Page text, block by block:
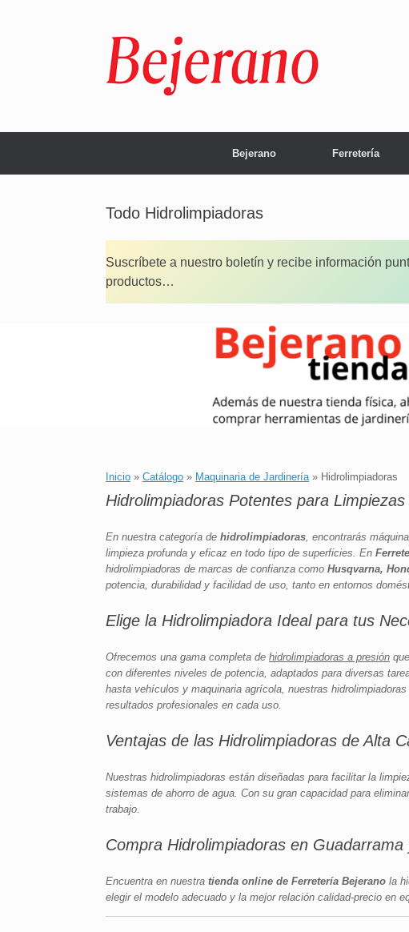
Bejerano Ferretería
Todo Hidrolimpiadoras
Suscríbete a nuestro boletín y recibe información
productos…
Inicio » Catálogo » Maquinaria de Jardinería » Hidrolimpiadoras
Hidrolimpiadoras Potentes para
En nuestra categoría de hidrolimpiadoras , encontrarás
limpieza profunda y eficaz en todo tipo de superficies. En
hidrolimpiadoras de marcas de confianza como Husqvarna,
potencia, durabilidad y facilidad de uso, tanto en entornos
Elige la Hidrolimpiadora Ideal para tus
Ofrecemos una gama completa de hidrolimpiadoras a presión
con diferentes niveles de potencia, adaptados para diversas
hasta vehículos y maquinaria agrícola, nuestras
resultados profesionales en cada uso.
Ventajas de las Hidrolimpiadoras de Alta
Nuestras hidrolimpiadoras están diseñadas para facilitar la
sistemas de ahorro de agua. Con su gran capacidad para
trabajo.
Compra Hidrolimpiadoras en
Encuentra en nuestra tienda online de Ferretería Bejerano la
elegir el modelo adecuado y la mejor relación calidad-precio en